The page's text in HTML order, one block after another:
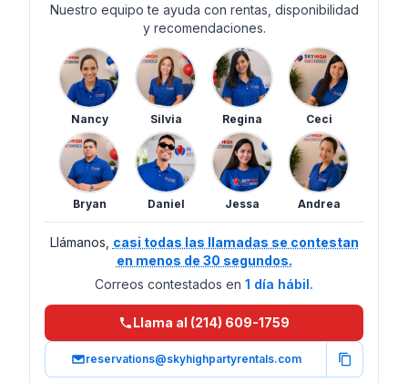
Nuestro equipo te ayuda con rentas, disponibilidad
y recomendaciones.
Nancy Silvia Regina Ceci
Bryan Daniel Jessa Andrea
Llámanos, casi todas las llamadas se contestan
en menos de 30 segundos.
Correos contestados en 1 día hábil.
Llama al (214) 609-1759
reservations@skyhighpartyrentals.com